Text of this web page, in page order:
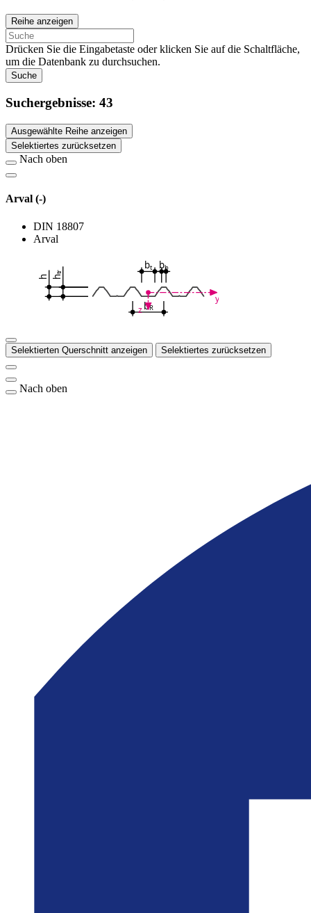
Reihe anzeigen
Drücken Sie die Eingabetaste oder klicken Sie auf die Schaltfläche,
um die Datenbank zu durchsuchen.
Suche
Suchergebnisse: 43
Ausgewählte Reihe anzeigen
Selektiertes zurücksetzen
Nach oben
Arval (-)
DIN 18807
Arval
bt
bR
bb
h h
tr
y
z
Selektierten Querschnitt anzeigen Selektiertes zurücksetzen
Nach oben